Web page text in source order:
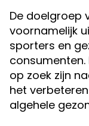
De doelgroep
voornamelijk
sporters en
op zoek zijn
het
algehele